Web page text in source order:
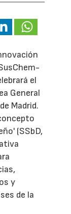
el
General
Madrid.
(SSbD,
y
de la